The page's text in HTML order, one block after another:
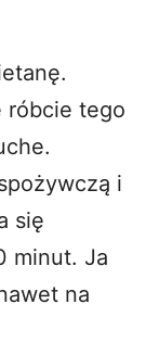
róbcie tego
i
się
minut. Ja
na